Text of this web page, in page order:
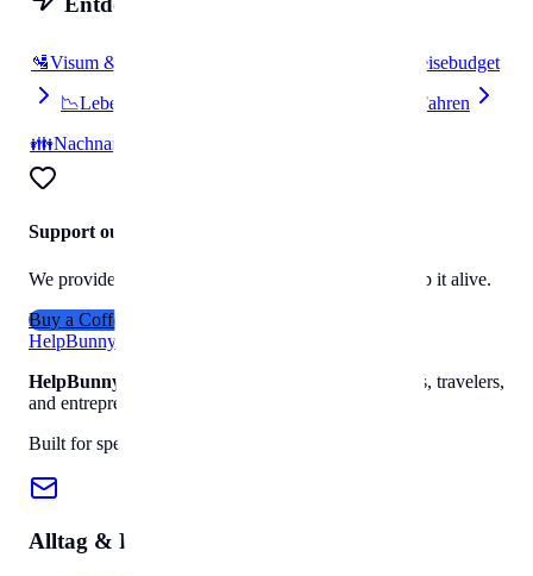
🛂Visum & Einreise
Reisebudget
📉Lebenskosten
Parken & Fahren
👪Nachnamen
Support our work
We provide free travel data to everyone. Help us keep it alive.
Buy a Coffee
HelpBunny
HelpBunny
– The ultimate digital toolkit for creators, travelers,
and entrepreneurs.
Built for speed, privacy, and ease of use.
Alltag & Reise